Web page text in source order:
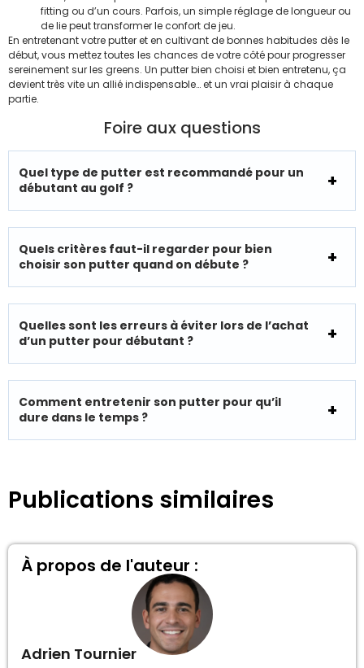
fitting ou d’un cours. Parfois, un simple réglage de longueur ou
de lie peut transformer le confort de jeu.
En entretenant votre putter et en cultivant de bonnes habitudes dès le
début, vous mettez toutes les chances de votre côté pour progresser
sereinement sur les greens. Un putter bien choisi et bien entretenu, ça
devient très vite un allié indispensable… et un vrai plaisir à chaque
partie.
Foire aux questions
Quel type de putter est recommandé pour un
débutant au golf ?
Quels critères faut-il regarder pour bien
choisir son putter quand on débute ?
Quelles sont les erreurs à éviter lors de l’achat
d’un putter pour débutant ?
Comment entretenir son putter pour qu’il
dure dans le temps ?
Publications similaires
À propos de l'auteur :
Adrien Tournier